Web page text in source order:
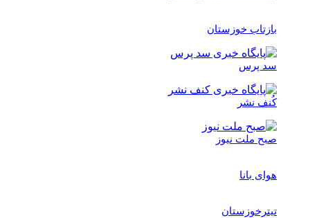
بازتاب خوزستان
سد پرس
کُنف نشر
صبح ملت نیوز
هوای بانا
تیترخوزستان